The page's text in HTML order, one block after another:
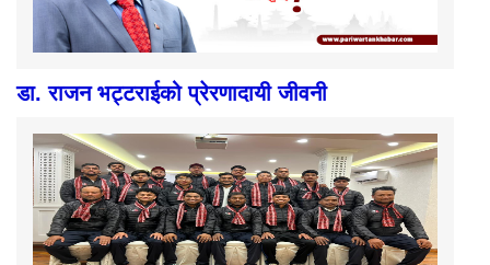
डा. राजन भट्टराईको प्रेरणादायी जीवनी